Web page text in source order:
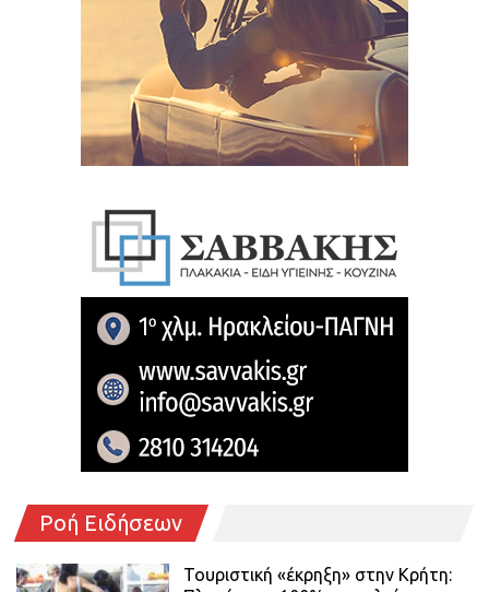
Ροή Ειδήσεων
Τουριστική «έκρηξη» στην Κρήτη: